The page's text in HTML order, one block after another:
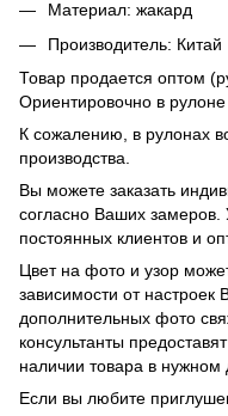
Материал: жакард
Производитель: Китай
Товар продается оптом
Ориентировочно в рулоне
К сожалению, в рулонах
производства.
Вы можете заказать
согласно Ваших замеров.
постоянных клиентов и
Цвет на фото и узор
зависимости от
дополнительных фото
консультанты
наличии товара в нужном
Если вы любите